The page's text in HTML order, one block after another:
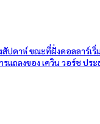
ปดาห์ ขณะที่ฝั่งดอลลาร์เริ่
แถลงของ เควิน วอร์ช ประ